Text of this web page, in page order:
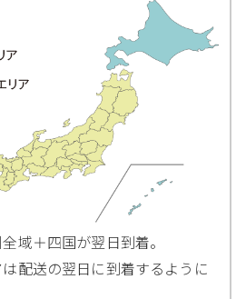
域＋四国が翌日到着。
配送の翌日に到着するように